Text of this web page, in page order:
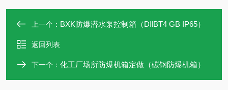
上一个： BXK防爆潜水泵控制箱（DⅡBT4 GB IP65）
返回列表
下一个： 化工厂场所防爆机箱定做（碳钢防爆机箱）